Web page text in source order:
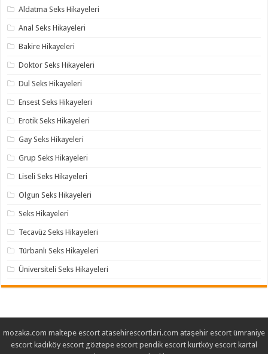
Aldatma Seks Hikayeleri
Anal Seks Hikayeleri
Bakire Hikayeleri
Doktor Seks Hikayeleri
Dul Seks Hikayeleri
Ensest Seks Hikayeleri
Erotik Seks Hikayeleri
Gay Seks Hikayeleri
Grup Seks Hikayeleri
Liseli Seks Hikayeleri
Olgun Seks Hikayeleri
Seks Hikayeleri
Tecavüz Seks Hikayeleri
Türbanlı Seks Hikayeleri
Üniversiteli Seks Hikayeleri
mozaka.com maltepe escort atasehirescortlari.com ataşehir escort ümraniye
escort kadıköy escort göztepe escort pendik escort kurtköy escort kartal